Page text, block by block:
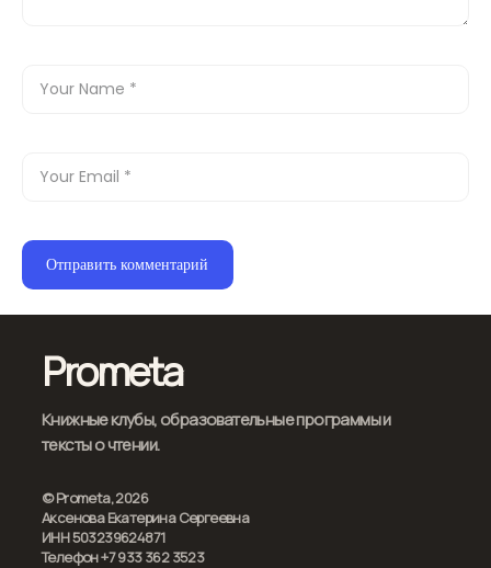
Prometa
Книжные клубы, образовательные программы и
тексты о чтении.
© Prometa, 2026
Аксенова Екатерина Сергеевна
ИНН 503239624871
Телефон +7 933 362 3523